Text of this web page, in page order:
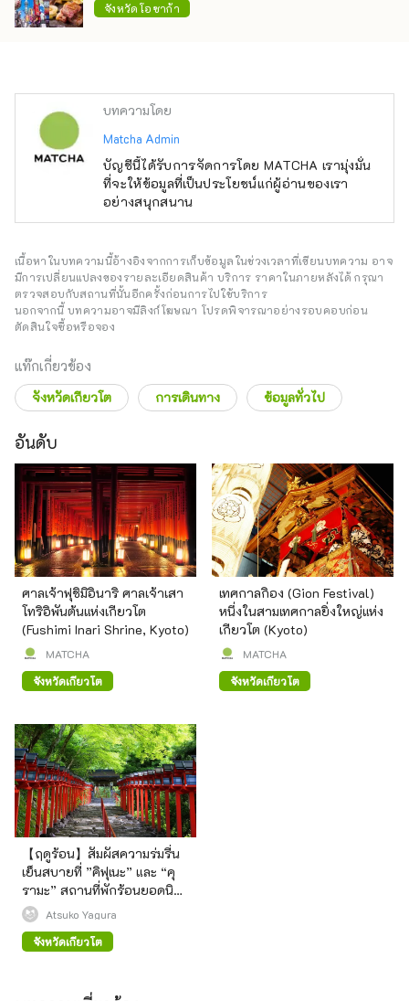
จังหวัดโอซาก้า
บทความโดย
Matcha Admin
บัญชีนี้ได้รับการจัดการโดย MATCHA เรามุ่งมั่น
ที่จะให้ข้อมูลที่เป็นประโยชน์แก่ผู้อ่านของเรา
อย่างสนุกสนาน
เนื้อหาในบทความนี้อ้างอิงจากการเก็บข้อมูลในช่วงเวลาที่เขียนบทความ อาจ
มีการเปลี่ยนแปลงของรายละเอียดสินค้า บริการ ราคาในภายหลังได้ กรุณา
ตรวจสอบกับสถานที่นั้นอีกครั้งก่อนการไปใช้บริการ
นอกจากนี้ บทความอาจมีลิงก์โฆษณา โปรดพิจารณาอย่างรอบคอบก่อน
ตัดสินใจซื้อหรือจอง
แท๊กเกี่ยวข้อง
จังหวัดเกียวโต การเดินทาง ข้อมูลทั่วไป
อันดับ
ศาลเจ้าฟุชิมิอินาริ ศาลเจ้าเสา
โทริอิพันต้นแห่งเกียวโต
(Fushimi Inari Shrine, Kyoto)
MATCHA
จังหวัดเกียวโต
เทศกาลกิอง (Gion Festival)
หนึ่งในสามเทศกาลยิ่งใหญ่แห่ง
เกียวโต (Kyoto)
MATCHA
จังหวัดเกียวโต
【ฤดูร้อน】สัมผัสความร่มรื่น
เย็นสบายที่ ”คิฟุเนะ” และ “คุ
รามะ” สถานที่พักร้อนยอดนิยม
ของเกียวโต
Atsuko Yagura
จังหวัดเกียวโต